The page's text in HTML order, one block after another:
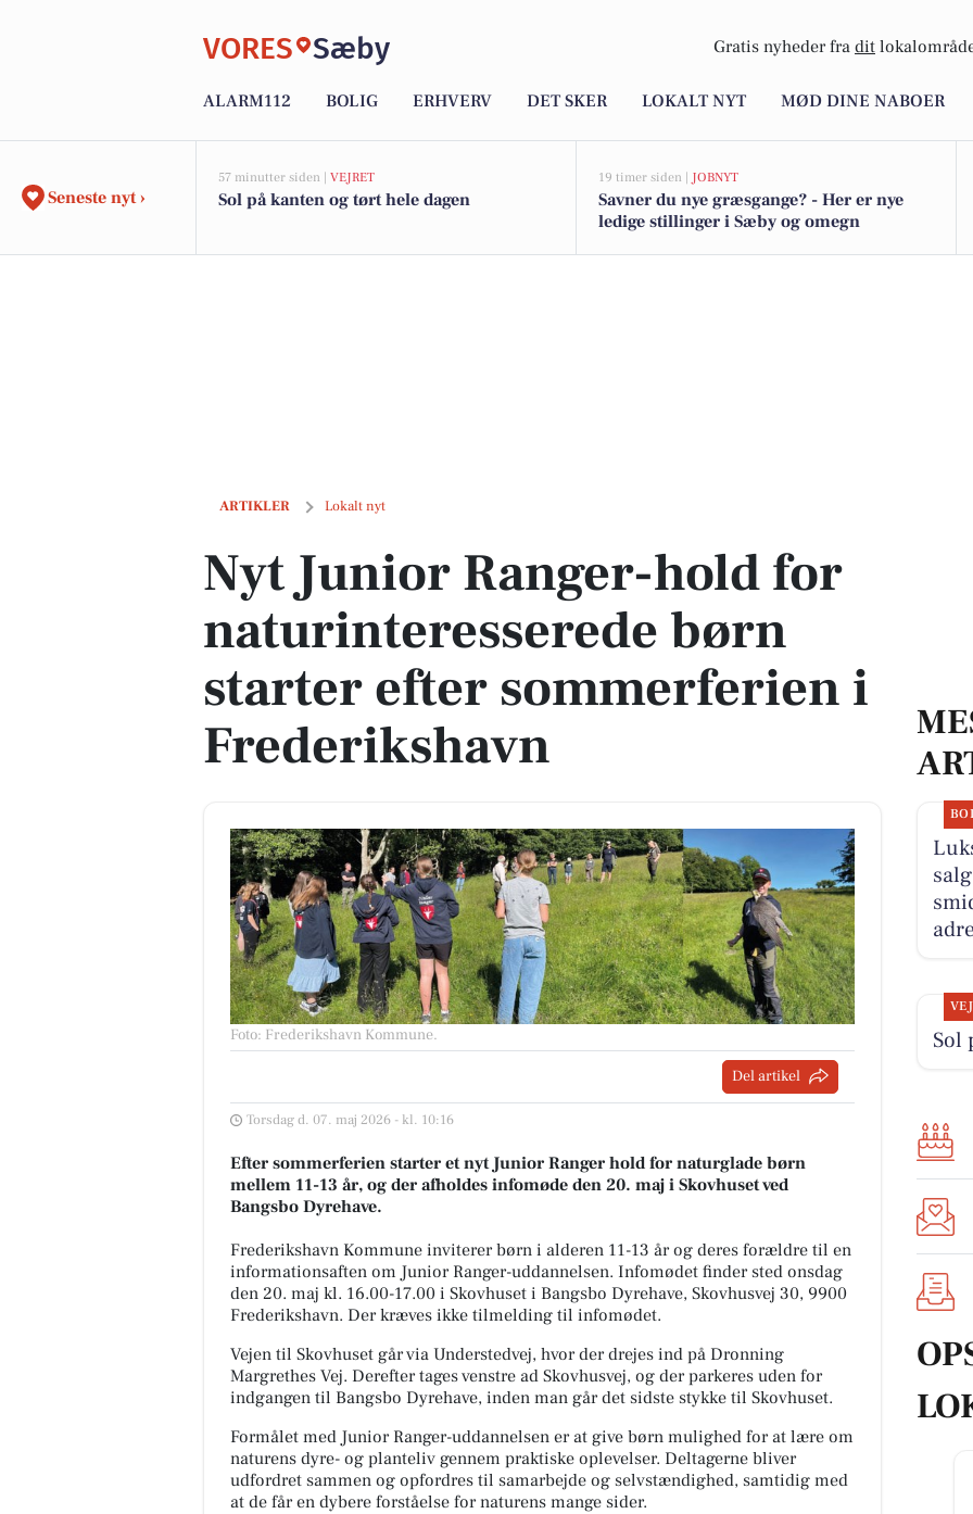
VORES Sæby Gratis nyheder fra dit
ALARM112 BOLIG ERHVERV DET SKER LOKALT NYT MØD DINE NABOER
Seneste nyt ›
57 minutter siden | VEJRET
Sol på kanten og tørt hele dagen
19 timer siden | JOBNYT
Savner du nye græsgange? - Her er nye
ledige stillinger i Sæby og omegn
ARTIKLER Lokalt nyt
Nyt Junior Ranger-hold for naturinteresserede børn starter efter sommerferien i Frederikshavn
Nyt Junior Ranger-hold for
naturinteresserede børn
starter efter sommerferien i
Frederikshavn
Foto: Frederikshavn Kommune.
Del artikel
Torsdag d. 07. maj 2026 - kl. 10:16
Efter sommerferien starter et nyt Junior Ranger hold for naturglade børn
mellem 11-13 år, og der afholdes infomøde den 20. maj i Skovhuset ved
Bangsbo Dyrehave.
Frederikshavn Kommune inviterer børn i alderen 11-13 år og deres forældre til en
informationsaften om Junior Ranger-uddannelsen. Infomødet finder sted onsdag
den 20. maj kl. 16.00-17.00 i Skovhuset i Bangsbo Dyrehave, Skovhusvej 30, 9900
Frederikshavn. Der kræves ikke tilmelding til infomødet.
Vejen til Skovhuset går via Understedvej, hvor der drejes ind på Dronning
Margrethes Vej. Derefter tages venstre ad Skovhusvej, og der parkeres uden for
indgangen til Bangsbo Dyrehave, inden man går det sidste stykke til Skovhuset.
Formålet med Junior Ranger-uddannelsen er at give børn mulighed for at lære om
naturens dyre- og planteliv gennem praktiske oplevelser. Deltagerne bliver
udfordret sammen og opfordres til samarbejde og selvstændighed, samtidig med
at de får en dybere forståelse for naturens mange sider.
Sol